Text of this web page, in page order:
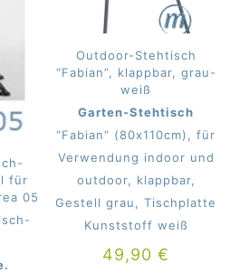
für
05
Outdoor-Stehtisch
“Fabian”, klappbar, grau-
weiß
Garten-Stehtisch
“Fabian” (80x110cm), für
Verwendung indoor und
outdoor, klappbar,
Gestell grau, Tischplatte
Kunststoff weiß
49,90€